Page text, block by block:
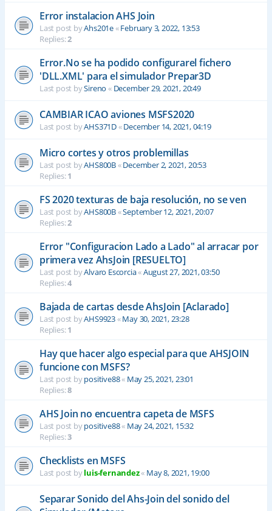
Error instalacion AHS Join
Last post byAhs201e«February 3, 2022, 13:53
Replies:2
Error.No se ha podido configurarel fichero
'DLL.XML' para el simulador Prepar3D
Last post bySireno « December 29, 2021, 20:49
CAMBIAR ICAO aviones MSFS2020
Last post byAHS371D«December 14, 2021, 04:19
Micro cortes y otros problemillas
Last post byAHS800B«December 2, 2021, 20:53
Replies:1
FS 2020 texturas de baja resolución, no se ven
Last post byAHS800B«September 12, 2021, 20:07
Replies:2
Error "Configuracion Lado a Lado" al arracar por
primera vez AhsJoin [RESUELTO]
Last post byAlvaro Escorcia«August 27, 2021, 03:50
Replies:4
Bajada de cartas desde AhsJoin [Aclarado]
Last post byAHS9923«May 30, 2021, 23:28
Replies:1
Hay que hacer algo especial para que AHSJOIN
funcione con MSFS?
Last post bypositive88« May 25, 2021, 23:01
Replies:8
AHS Join no encuentra capeta de MSFS
Last post bypositive88« May 24, 2021, 15:32
Replies:3
Checklists en MSFS
Last post byluis-fernandez« May 8, 2021, 19:00
Separar Sonido del Ahs-Join del sonido del